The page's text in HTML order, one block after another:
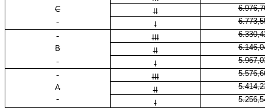
C
II
I
III
B
II
I
III
A
II
I